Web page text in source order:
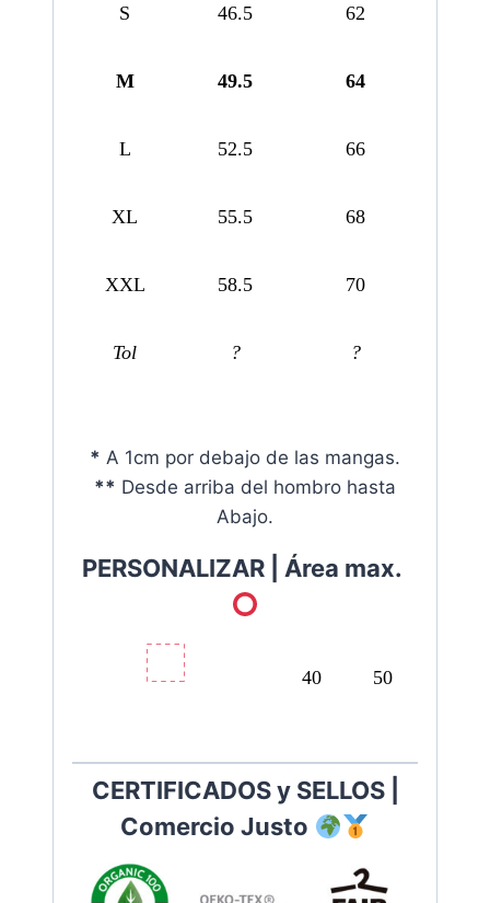
S 46.5 62
M 49.5 64
L 52.5 66
XL 55.5 68
XXL 58.5 70
Tol ? ?
* A 1cm por debajo de las mangas.
** Desde arriba del hombro hasta
Abajo.
PERSONALIZAR | Área max.
40 50
CERTIFICADOS y SELLOS |
Comercio Justo